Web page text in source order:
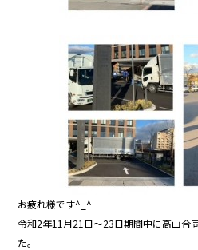
お疲れ様です^_^
令和2年11月21日〜23日期間中に高山合
た。